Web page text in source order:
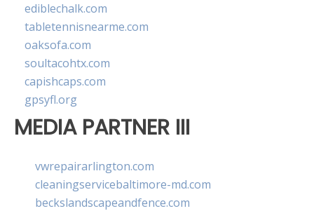
ediblechalk.com
tabletennisnearme.com
oaksofa.com
soultacohtx.com
capishcaps.com
gpsyfl.org
MEDIA PARTNER III
vwrepairarlington.com
cleaningservicebaltimore-md.com
beckslandscapeandfence.com